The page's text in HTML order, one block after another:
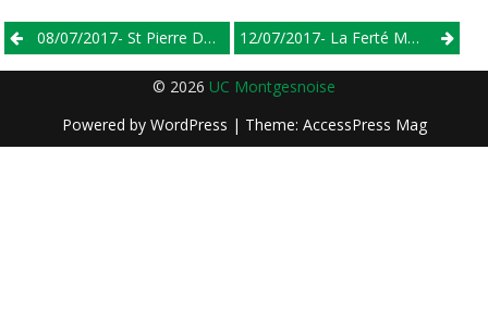
Post
navigation
08/07/2017- St Pierre Des Landes(53)- Minimes 12/07/2017- La Ferté Macé(61)- 2/3/j
© 2026 UC Montgesnoise
Powered by WordPress | Theme: AccessPress Mag